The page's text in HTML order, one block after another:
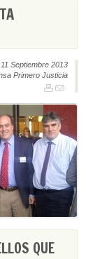
Septiembre 2013
Primero Justicia
QUE